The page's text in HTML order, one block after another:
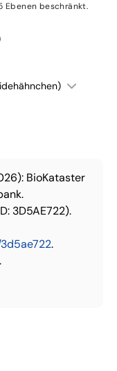
Ebenen beschränkt.
BioKataster
3D5AE722).
.